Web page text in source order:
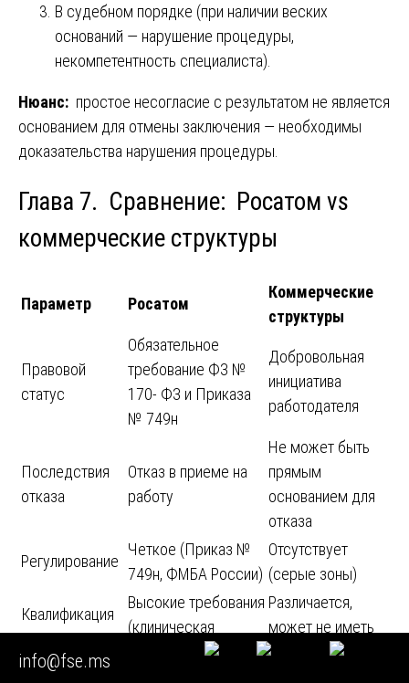
В судебном порядке (при наличии веских
оснований — нарушение процедуры,
некомпетентность специалиста).
Нюанс: простое несогласие с результатом не является
основанием для отмены заключения — необходимы
доказательства нарушения процедуры.
Глава 7. Сравнение: Росатом vs
коммерческие структуры
Параметр Росатом
Коммерческие
структуры
Правовой
статус
Обязательное
требование ФЗ №
170- ФЗ и Приказа
№ 749н
Добровольная
инициатива
работодателя
Последствия
отказа
Отказ в приеме на
работу
Не может быть
прямым
основанием для
отказа
Регулирование
Четкое (Приказ №
749н, ФМБА России)
Отсутствует
(серые зоны)
Квалификация
специалистов
Высокие требования
(клиническая
психология)
Различается,
может не иметь
сертификации
info@fse.ms